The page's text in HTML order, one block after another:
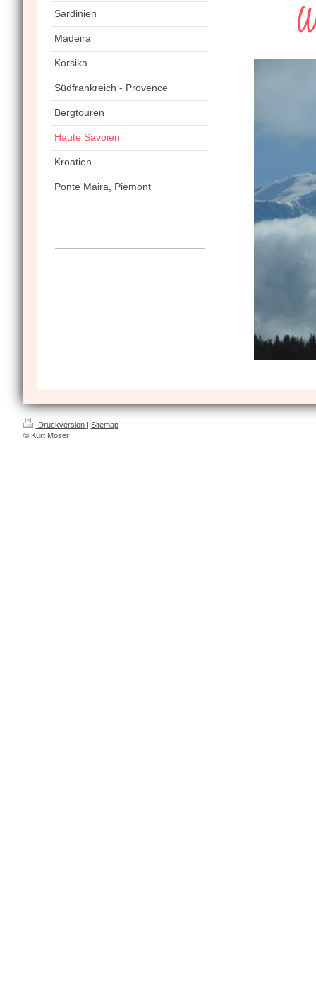
Sardinien
Madeira
Korsika
Südfrankreich - Provence
Bergtouren
Haute Savoien
Kroatien
Ponte Maira, Piemont
Druckversion | Sitemap
© Kurt Möser